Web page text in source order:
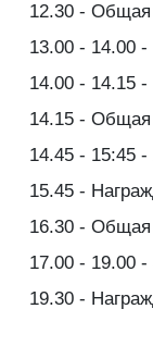
12.30 - Общая
13.00 - 14.00
14.00 - 14.15
14.15 - Общая
14.45 - 15:45
15.45 -
16.30 - Общая
17.00 - 19.00
19.30 -